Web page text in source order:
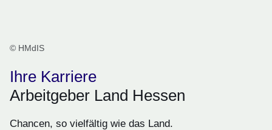
© HMdIS
Ihre Karriere
Arbeitgeber Land Hessen
Chancen, so vielfältig wie das Land.